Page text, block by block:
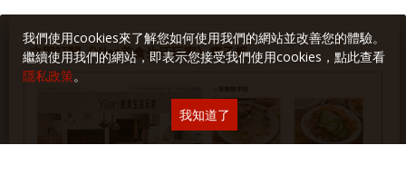
立即訂閱《Yilan美食生活玩家》電子報
我們使用cookies來了解您如何使用我們的網站並改善您的體驗。
繼續使用我們的網站，即表示您接受我們使用cookies，點此查看
隱私政策。
我知道了